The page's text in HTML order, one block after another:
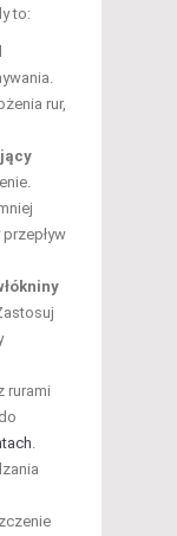
to:
rur,
rurami